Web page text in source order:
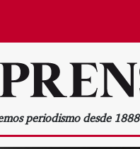
periodismo desde 1888